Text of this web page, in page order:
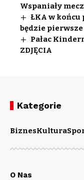
Wspaniały
ŁKA w końcu
będzie pierwsze
Pałac
ZDJĘCIA
Kategorie
BiznesKultura
O Nas